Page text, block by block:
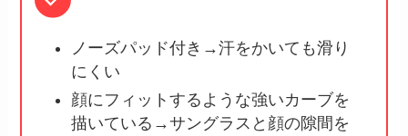
ノーズパッド付き→汗をかいても滑り
にくい
顔にフィットするような強いカーブを
描いている→サングラスと顔の隙間を